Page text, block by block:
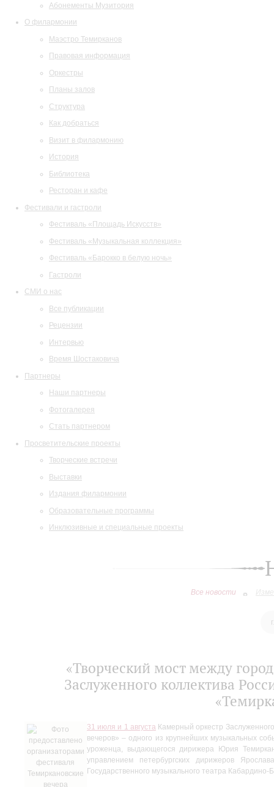
Абонементы Музитория
О филармонии
Маэстро Темирканов
Правовая информация
Оркестры
Планы залов
Структура
Как добраться
Визит в филармонию
История
Библиотека
Ресторан и кафе
Фестивали и гастроли
Фестиваль «Площадь Искусств»
Фестиваль «Музыкальная коллекция»
Фестиваль «Барокко в белую ночь»
Гастроли
СМИ о нас
Все публикации
Рецензии
Интервью
Время Шостаковича
Партнеры
Наши партнеры
Фотогалерея
Стать партнером
Просветительские проекты
Творческие встречи
Выставки
Издания филармонии
Образовательные программы
Инклюзивные и специальные проекты
Все новости
«Творческий мост между
Заслуженного коллектива
31 июля и 1 августаКамерный оркестр
вечеров» – одного из крупнейших музыкальных
уроженца, выдающегося дирижера Юрия
управлением петербургских дирижеров
Государственного музыкального театра